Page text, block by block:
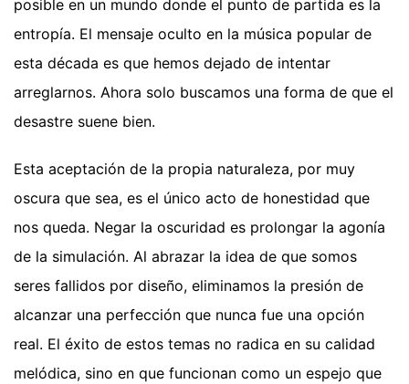
posible en un mundo donde el punto de partida es la
entropía. El mensaje oculto en la música popular de
esta década es que hemos dejado de intentar
arreglarnos. Ahora solo buscamos una forma de que el
desastre suene bien.
Esta aceptación de la propia naturaleza, por muy
oscura que sea, es el único acto de honestidad que
nos queda. Negar la oscuridad es prolongar la agonía
de la simulación. Al abrazar la idea de que somos
seres fallidos por diseño, eliminamos la presión de
alcanzar una perfección que nunca fue una opción
real. El éxito de estos temas no radica en su calidad
melódica, sino en que funcionan como un espejo que